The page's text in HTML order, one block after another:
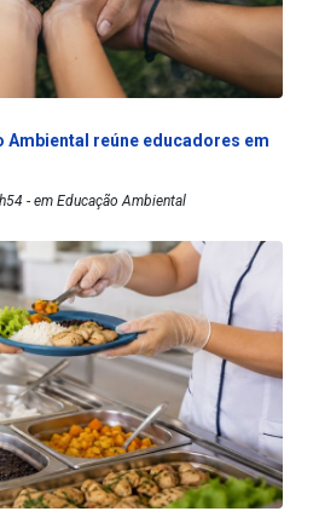
Ambiental reúne educadores em
- em Educação Ambiental